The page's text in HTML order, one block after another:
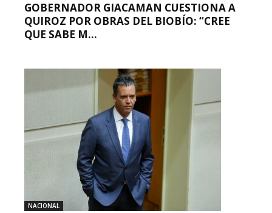
GOBERNADOR GIACAMAN CUESTIONA A
QUIROZ POR OBRAS DEL BIOBÍO: “CREE
QUE SABE M...
NACIONAL